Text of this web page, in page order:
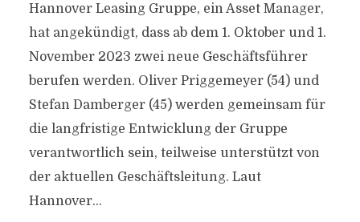
Hannover Leasing Gruppe, ein Asset Manager,
hat angekündigt, dass ab dem 1. Oktober und 1.
November 2023 zwei neue Geschäftsführer
berufen werden. Oliver Priggemeyer (54) und
Stefan Damberger (45) werden gemeinsam für
die langfristige Entwicklung der Gruppe
verantwortlich sein, teilweise unterstützt von
der aktuellen Geschäftsleitung. Laut
Hannover...